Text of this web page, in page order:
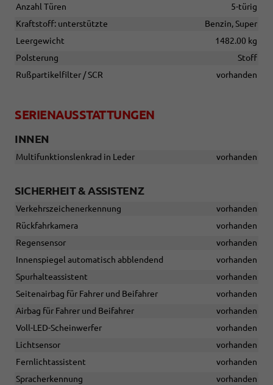
Anzahl Türen
5-türig
Kraftstoff: unterstützte
Benzin, Super
Leergewicht
1482.00 kg
Polsterung
Stoff
Rußpartikelfilter / SCR
vorhanden
SERIENAUSSTATTUNGEN
INNEN
Multifunktionslenkrad in Leder vorhanden
SICHERHEIT & ASSISTENZ
Verkehrszeichenerkennung
vorhanden
Rückfahrkamera
vorhanden
Regensensor
vorhanden
Innenspiegel automatisch abblendend
vorhanden
Spurhalteassistent
vorhanden
Seitenairbag für Fahrer und Beifahrer
vorhanden
Airbag für Fahrer und Beifahrer
vorhanden
Voll-LED-Scheinwerfer
vorhanden
Lichtsensor
vorhanden
Fernlichtassistent
vorhanden
Spracherkennung
vorhanden